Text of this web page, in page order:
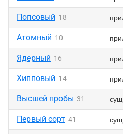
Попсовый 18
Атомный 10
Ядерный 16
Хипповый 14
Высшей пробы 31
Первый сорт 41